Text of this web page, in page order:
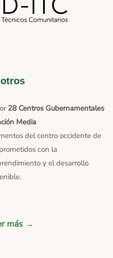
28 Centros Gubernamentales
Media
del centro occidente de
con la
y el desarrollo
más →